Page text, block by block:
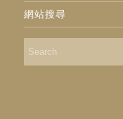
網站搜尋